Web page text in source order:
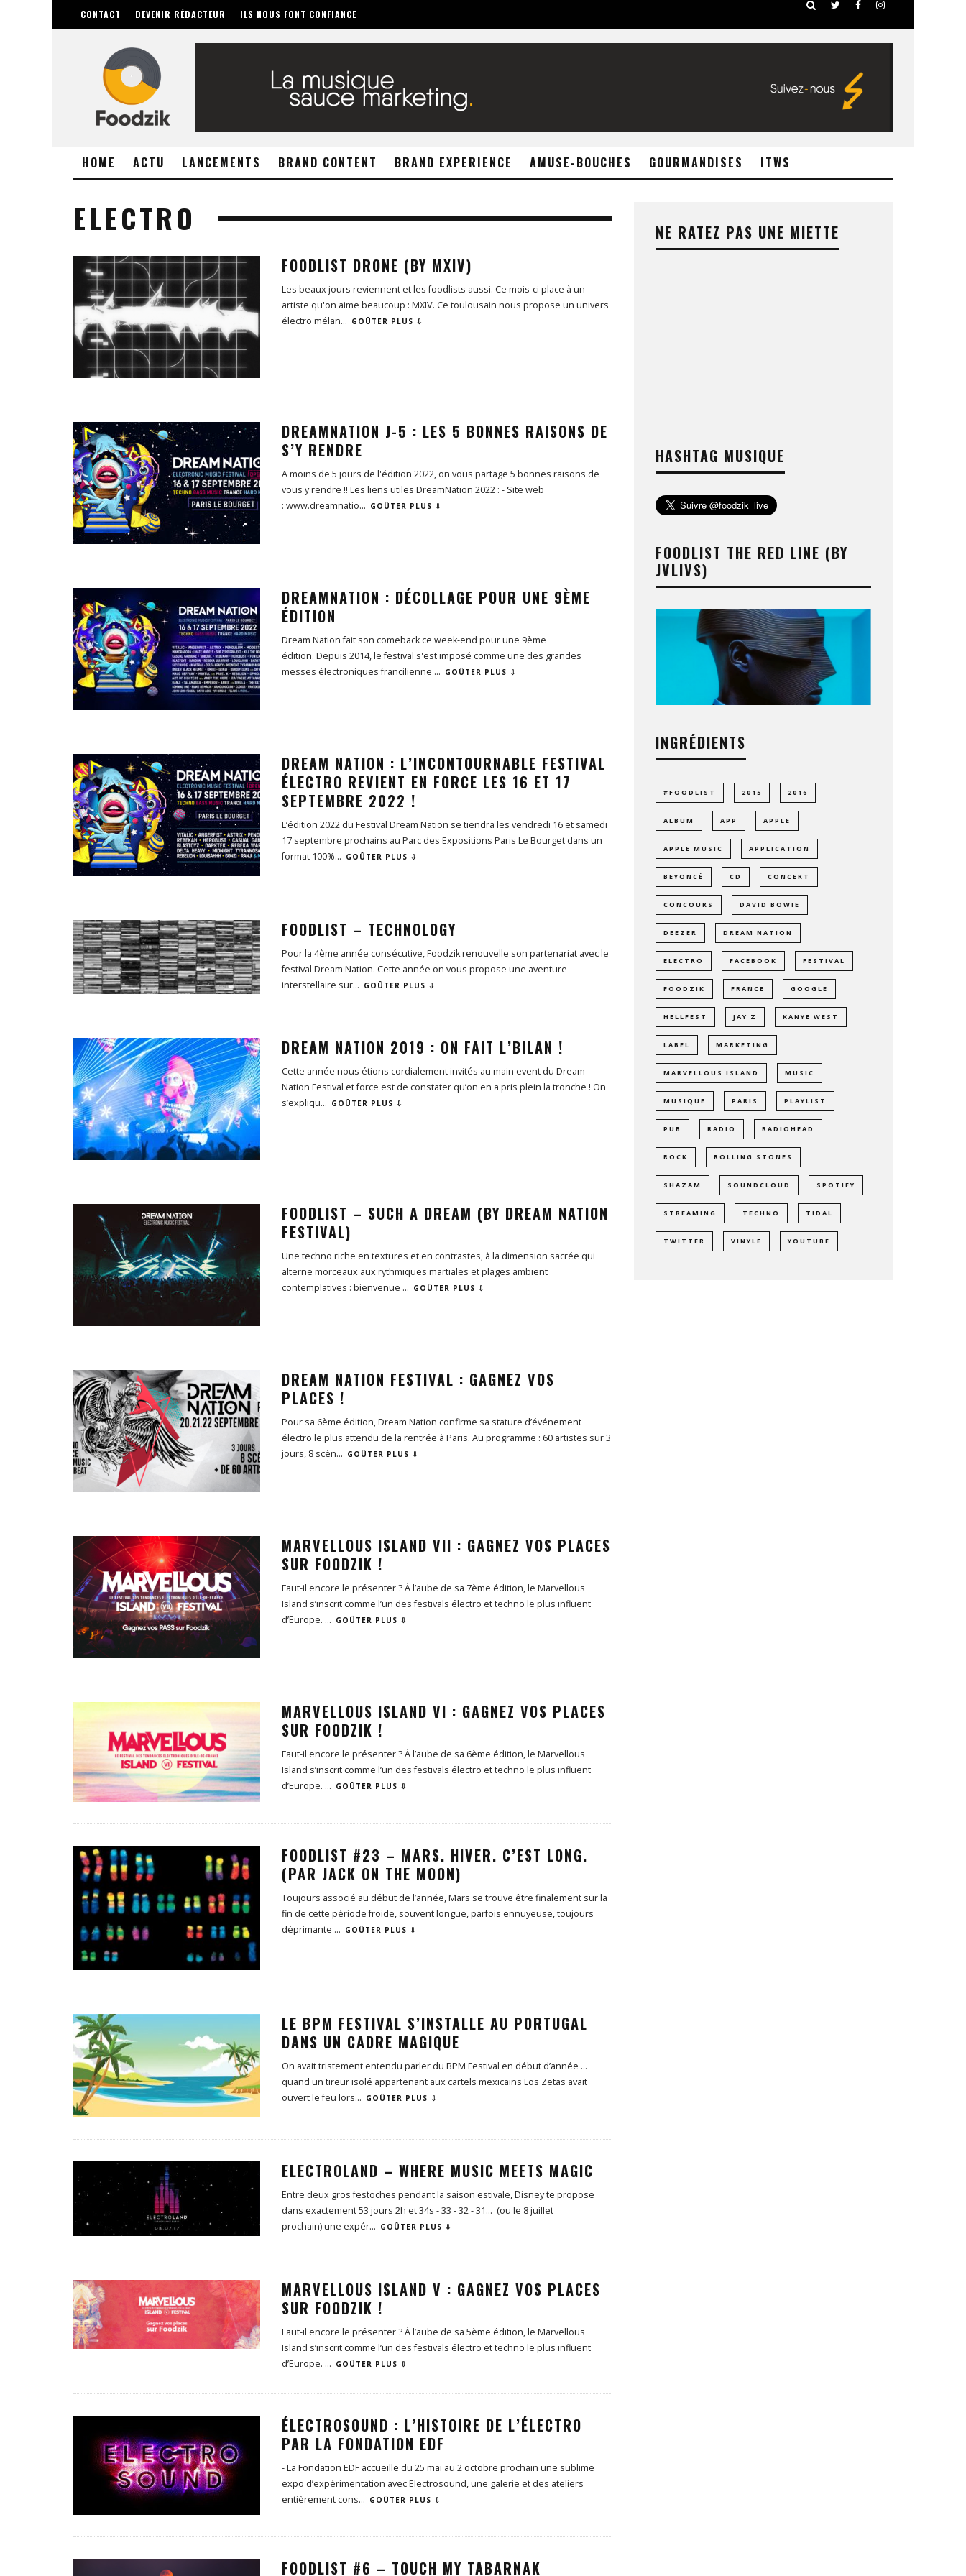
CONTACT DEVENIR RÉDACTEUR ILS NOUS FONT CONFIANCE
HOME ACTU LANCEMENTS BRAND CONTENT BRAND EXPERIENCE AMUSE-BOUCHES GOURMANDISES ITWS
ELECTRO
FOODLIST DRONE (BY MXIV)
Les beaux jours reviennent et les foodlists aussi. Ce mois-ci place à un
artiste qu'on aime beaucoup : MXIV. Ce toulousain nous propose un univers
électro mélan... GOÛTER PLUS ⇩
DREAMNATION J-5 : LES 5 BONNES RAISONS DE
S’Y RENDRE
A moins de 5 jours de l'édition 2022, on vous partage 5 bonnes raisons de
vous y rendre !! Les liens utiles DreamNation 2022 : - Site web
: www.dreamnatio... GOÛTER PLUS ⇩
DREAMNATION : DÉCOLLAGE POUR UNE 9ÈME
ÉDITION
Dream Nation fait son comeback ce week-end pour une 9ème
édition. Depuis 2014, le festival s'est imposé comme une des grandes
messes électroniques francilienne ... GOÛTER PLUS ⇩
DREAM NATION : L’INCONTOURNABLE FESTIVAL
ÉLECTRO REVIENT EN FORCE LES 16 ET 17
SEPTEMBRE 2022 !
L’édition 2022 du Festival Dream Nation se tiendra les vendredi 16 et samedi
17 septembre prochains au Parc des Expositions Paris Le Bourget dans un
format 100%... GOÛTER PLUS ⇩
FOODLIST – TECHNOLOGY
Pour la 4ème année consécutive, Foodzik renouvelle son partenariat avec le
festival Dream Nation. Cette année on vous propose une aventure
interstellaire sur... GOÛTER PLUS ⇩
DREAM NATION 2019 : ON FAIT L’BILAN !
Cette année nous étions cordialement invités au main event du Dream
Nation Festival et force est de constater qu’on en a pris plein la tronche ! On
s’expliqu... GOÛTER PLUS ⇩
FOODLIST – SUCH A DREAM (BY DREAM NATION
FESTIVAL)
Une techno riche en textures et en contrastes, à la dimension sacrée qui
alterne morceaux aux rythmiques martiales et plages ambient
contemplatives : bienvenue ... GOÛTER PLUS ⇩
DREAM NATION FESTIVAL : GAGNEZ VOS
PLACES !
Pour sa 6ème édition, Dream Nation confirme sa stature d’événement
électro le plus attendu de la rentrée à Paris. Au programme : 60 artistes sur 3
jours, 8 scèn... GOÛTER PLUS ⇩
MARVELLOUS ISLAND VII : GAGNEZ VOS PLACES
SUR FOODZIK !
Faut-il encore le présenter ? À l’aube de sa 7ème édition, le Marvellous
Island s’inscrit comme l’un des festivals électro et techno le plus influent
d’Europe. ... GOÛTER PLUS ⇩
MARVELLOUS ISLAND VI : GAGNEZ VOS PLACES
SUR FOODZIK !
Faut-il encore le présenter ? À l’aube de sa 6ème édition, le Marvellous
Island s’inscrit comme l’un des festivals électro et techno le plus influent
d’Europe. ... GOÛTER PLUS ⇩
FOODLIST #23 – MARS. HIVER. C’EST LONG.
(PAR JACK ON THE MOON)
Toujours associé au début de l’année, Mars se trouve être finalement sur la
fin de cette période froide, souvent longue, parfois ennuyeuse, toujours
déprimante ... GOÛTER PLUS ⇩
LE BPM FESTIVAL S’INSTALLE AU PORTUGAL
DANS UN CADRE MAGIQUE
On avait tristement entendu parler du BPM Festival en début d’année …
quand un tireur isolé appartenant aux cartels mexicains Los Zetas avait
ouvert le feu lors... GOÛTER PLUS ⇩
ELECTROLAND – WHERE MUSIC MEETS MAGIC
Entre deux gros festoches pendant la saison estivale, Disney te propose
dans exactement 53 jours 2h et 34s - 33 - 32 - 31… (ou le 8 juillet
prochain) une expér... GOÛTER PLUS ⇩
MARVELLOUS ISLAND V : GAGNEZ VOS PLACES
SUR FOODZIK !
Faut-il encore le présenter ? À l’aube de sa 5ème édition, le Marvellous
Island s’inscrit comme l’un des festivals électro et techno le plus influent
d’Europe. ... GOÛTER PLUS ⇩
ÉLECTROSOUND : L’HISTOIRE DE L’ÉLECTRO
PAR LA FONDATION EDF
- La Fondation EDF accueille du 25 mai au 2 octobre prochain une sublime
expo d’expérimentation avec Electrosound, une galerie et des ateliers
entièrement cons... GOÛTER PLUS ⇩
FOODLIST #6 – TOUCH MY TABARNAK
NE RATEZ PAS UNE MIETTE
HASHTAG MUSIQUE
FOODLIST THE RED LINE (BY
JVLIVS)
INGRÉDIENTS
#FOODLIST 2015 2016
ALBUM APP APPLE
APPLE MUSIC APPLICATION
BEYONCÉ CD CONCERT
CONCOURS DAVID BOWIE
DEEZER DREAM NATION
ELECTRO FACEBOOK FESTIVAL
FOODZIK FRANCE GOOGLE
HELLFEST JAY Z KANYE WEST
LABEL MARKETING
MARVELLOUS ISLAND MUSIC
MUSIQUE PARIS PLAYLIST
PUB RADIO RADIOHEAD
ROCK ROLLING STONES
SHAZAM SOUNDCLOUD SPOTIFY
STREAMING TECHNO TIDAL
TWITTER VINYLE YOUTUBE